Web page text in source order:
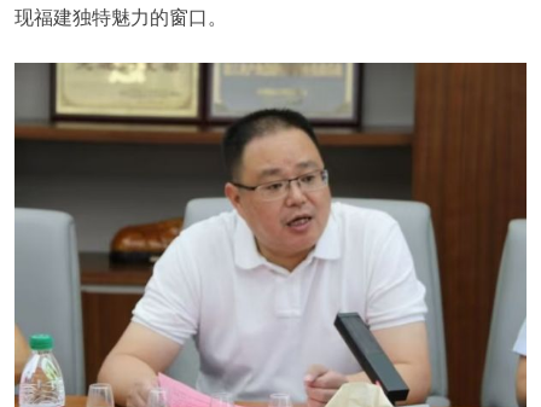
现福建独特魅力的窗口。